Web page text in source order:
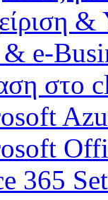
e-
στο
365